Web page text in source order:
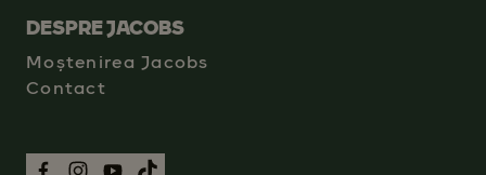
DESPRE JACOBS
Moștenirea Jacobs
Contact